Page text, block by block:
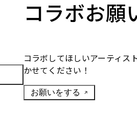
コラボお願
コラボしてほしいアーティス
かせてください！
お願いをする